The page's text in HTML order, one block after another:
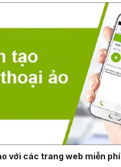
với các trang web miễn phí